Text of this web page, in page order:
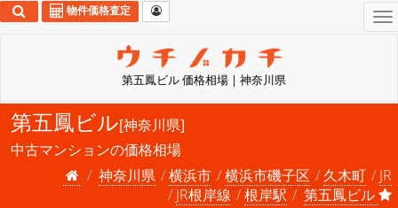
第五鳳ビル 価格相場 | 神奈川県
物件価格査定
第五鳳ビル[神奈川県]
中古マンションの価格相場
神奈川県
横浜市 横浜市磯子区 久木町
JR
JR根岸線
根岸駅 第五鳳ビル